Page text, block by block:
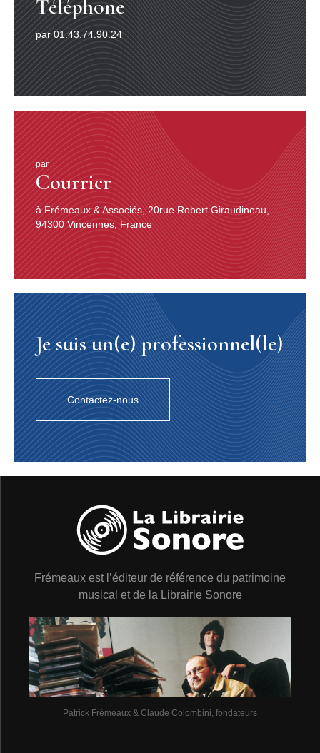
Téléphone
par 01.43.74.90.24
par
Courrier
à Frémeaux & Associés, 20rue Robert Giraudineau,
94300 Vincennes, France
Je suis un(e) professionnel(le)
Contactez-nous
Frémeaux est l’éditeur de référence du patrimoine
musical et de la Librairie Sonore
Patrick Frémeaux & Claude Colombini, fondateurs